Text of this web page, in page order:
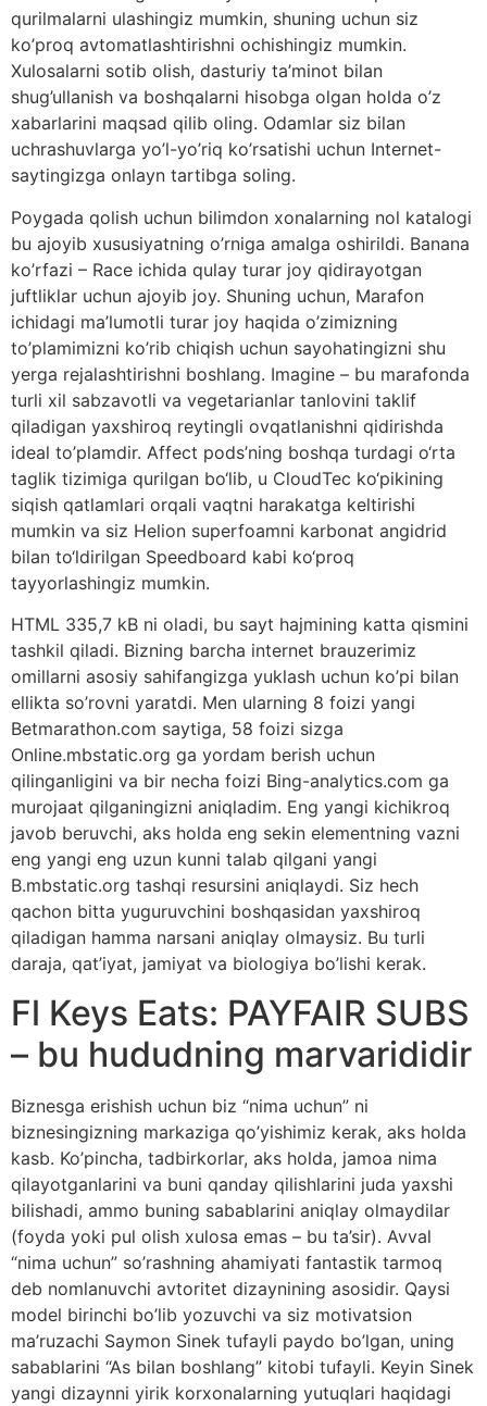
qurilmalarni ulashingiz mumkin, shuning uchun siz
ko’proq avtomatlashtirishni ochishingiz mumkin.
Xulosalarni sotib olish, dasturiy ta’minot bilan
shug’ullanish va boshqalarni hisobga olgan holda o’z
xabarlarini maqsad qilib oling. Odamlar siz bilan
uchrashuvlarga yo’l-yo’riq ko’rsatishi uchun Internet-
saytingizga onlayn tartibga soling.
Poygada qolish uchun bilimdon xonalarning nol katalogi
bu ajoyib xususiyatning o’rniga amalga oshirildi. Banana
ko’rfazi – Race ichida qulay turar joy qidirayotgan
juftliklar uchun ajoyib joy. Shuning uchun, Marafon
ichidagi ma’lumotli turar joy haqida o’zimizning
to’plamimizni ko’rib chiqish uchun sayohatingizni shu
yerga rejalashtirishni boshlang. Imagine – bu marafonda
turli xil sabzavotli va vegetarianlar tanlovini taklif
qiladigan yaxshiroq reytingli ovqatlanishni qidirishda
ideal to’plamdir. Affect pods’ning boshqa turdagi o‘rta
taglik tizimiga qurilgan bo‘lib, u CloudTec ko‘pikining
siqish qatlamlari orqali vaqtni harakatga keltirishi
mumkin va siz Helion superfoamni karbonat angidrid
bilan to‘ldirilgan Speedboard kabi ko‘proq
tayyorlashingiz mumkin.
HTML 335,7 kB ni oladi, bu sayt hajmining katta qismini
tashkil qiladi. Bizning barcha internet brauzerimiz
omillarni asosiy sahifangizga yuklash uchun ko’pi bilan
ellikta so’rovni yaratdi. Men ularning 8 foizi yangi
Betmarathon.com saytiga, 58 foizi sizga
Online.mbstatic.org ga yordam berish uchun
qilinganligini va bir necha foizi Bing-analytics.com ga
murojaat qilganingizni aniqladim. Eng yangi kichikroq
javob beruvchi, aks holda eng sekin elementning vazni
eng yangi eng uzun kunni talab qilgani yangi
B.mbstatic.org tashqi resursini aniqlaydi. Siz hech
qachon bitta yuguruvchini boshqasidan yaxshiroq
qiladigan hamma narsani aniqlay olmaysiz. Bu turli
daraja, qat’iyat, jamiyat va biologiya bo’lishi kerak.
Fl Keys Eats: PAYFAIR SUBS
– bu hududning marvarididir
Biznesga erishish uchun biz “nima uchun” ni
biznesingizning markaziga qo’yishimiz kerak, aks holda
kasb. Ko’pincha, tadbirkorlar, aks holda, jamoa nima
qilayotganlarini va buni qanday qilishlarini juda yaxshi
bilishadi, ammo buning sabablarini aniqlay olmaydilar
(foyda yoki pul olish xulosa emas – bu ta’sir). Avval
“nima uchun” so’rashning ahamiyati fantastik tarmoq
deb nomlanuvchi avtoritet dizaynining asosidir. Qaysi
model birinchi bo’lib yozuvchi va siz motivatsion
ma’ruzachi Saymon Sinek tufayli paydo bo’lgan, uning
sabablarini “As bilan boshlang” kitobi tufayli. Keyin Sinek
yangi dizaynni yirik korxonalarning yutuqlari haqidagi